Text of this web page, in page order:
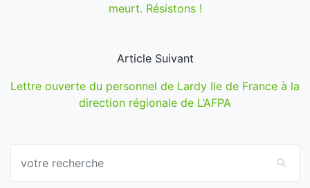
meurt. Résistons !
Article Suivant
Lettre ouverte du personnel de Lardy Ile de France à la
direction régionale de L’AFPA